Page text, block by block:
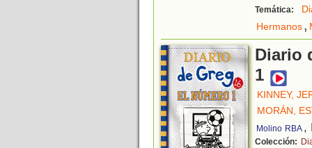
Temática:
Hermanos,
Diario
1
KINNEY,
MORÁN,
Molino RBA ,
Colección: